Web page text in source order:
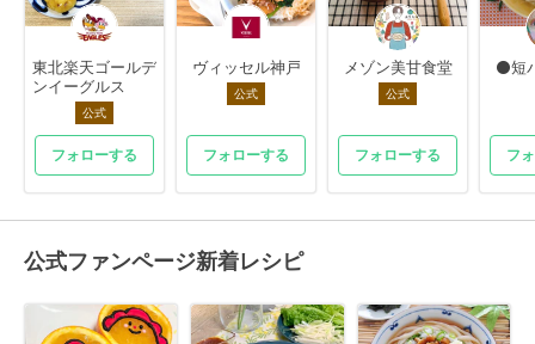
東北楽天ゴールデ
ンイーグルス
公式
フォローする
ヴィッセル神戸
公式
フォローする
メゾン美甘食堂
公式
フォローする
⚫短
フ
公式ファンページ新着レシピ